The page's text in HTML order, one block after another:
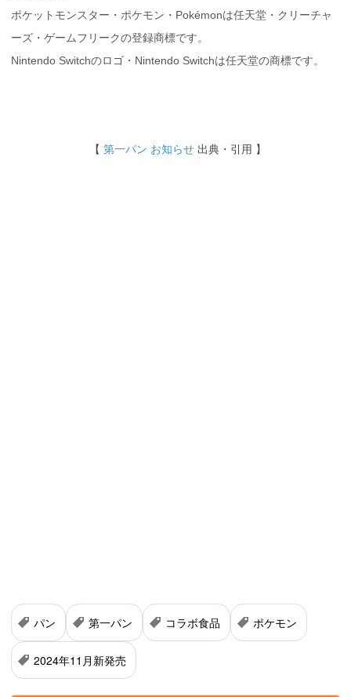
ポケットモンスター・ポケモン・Pokémonは任天堂・クリーチャ
ーズ・ゲームフリークの登録商標です。
Nintendo Switchのロゴ・Nintendo Switchは任天堂の商標です。
【 第一パン お知らせ 出典・引用 】
パン 第一パン コラボ食品 ポケモン
2024年11月新発売